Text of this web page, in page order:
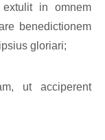
in omnem
benedictionem
gloriari;
ut acciperent